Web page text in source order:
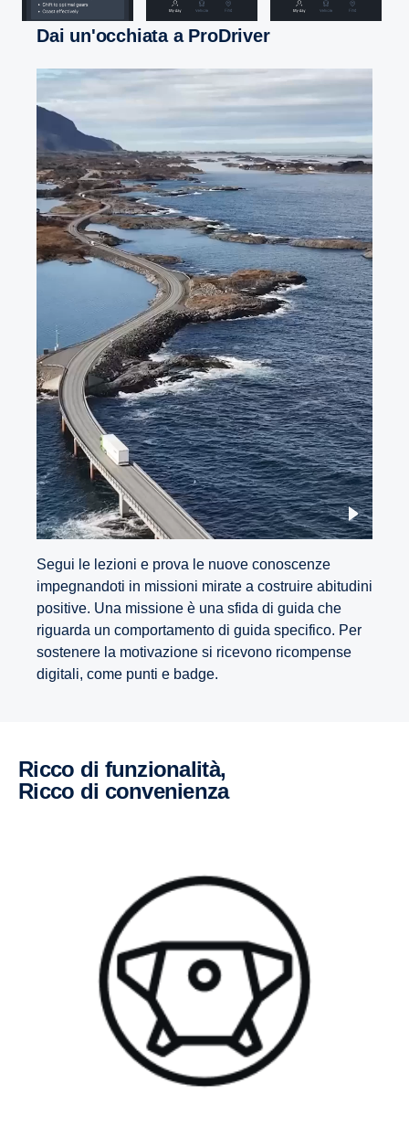
Dai un'occhiata a ProDriver
Segui le lezioni e prova le nuove conoscenze
impegnandoti in missioni mirate a costruire abitudini
positive. Una missione è una sfida di guida che
riguarda un comportamento di guida specifico. Per
sostenere la motivazione si ricevono ricompense
digitali, come punti e badge.
Ricco di funzionalità,
ricco di convenienza